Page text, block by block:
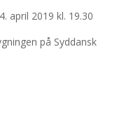
april 2019 kl. 19.30
på Syddansk